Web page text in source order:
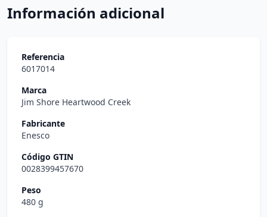
Información adicional
Referencia
6017014
Marca
Jim Shore Heartwood Creek
Fabricante
Enesco
Código GTIN
0028399457670
Peso
480 g